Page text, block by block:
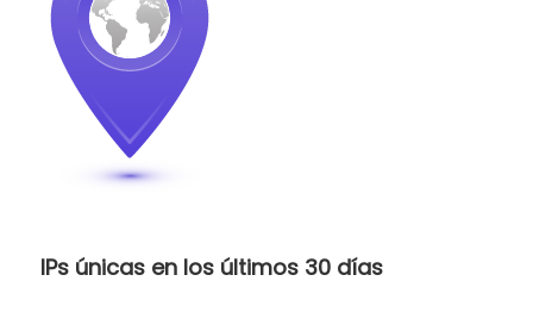
IPs únicas en los últimos 30 días